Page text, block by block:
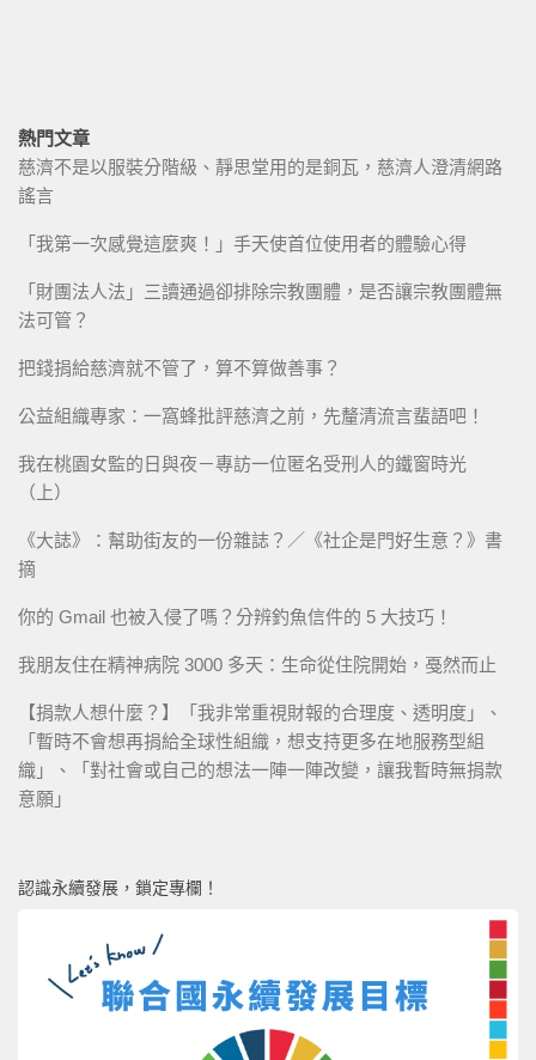
熱門文章
慈濟不是以服裝分階級、靜思堂用的是銅瓦，慈濟人澄清網路
謠言
「我第一次感覺這麼爽！」手天使首位使用者的體驗心得
「財團法人法」三讀通過卻排除宗教團體，是否讓宗教團體無
法可管？
把錢捐給慈濟就不管了，算不算做善事？
公益組織專家：一窩蜂批評慈濟之前，先釐清流言蜚語吧！
我在桃園女監的日與夜－專訪一位匿名受刑人的鐵窗時光
（上）
《大誌》：幫助街友的一份雜誌？／《社企是門好生意？》書
摘
你的 Gmail 也被入侵了嗎？分辨釣魚信件的 5 大技巧！
我朋友住在精神病院 3000 多天：生命從住院開始，戞然而止
【捐款人想什麼？】「我非常重視財報的合理度、透明度」、
「暫時不會想再捐給全球性組織，想支持更多在地服務型組
織」、「對社會或自己的想法一陣一陣改變，讓我暫時無捐款
意願」
認識永續發展，鎖定專欄！